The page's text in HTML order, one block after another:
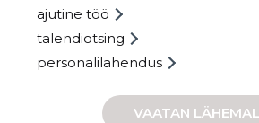
ajutine töö
talendiotsing
personalilahendus
VAATAN